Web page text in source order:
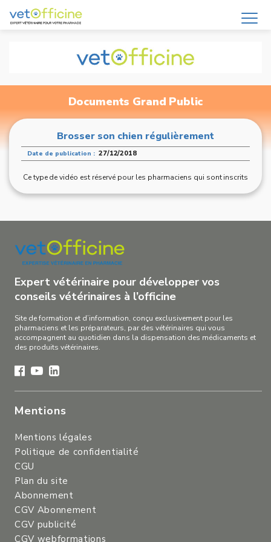
Documents Grand Public
Brosser son chien régulièrement
Date de publication : 27/12/2018
Ce type de vidéo est réservé pour les pharmaciens qui sont inscrits
Expert vétérinaire pour développer vos
conseils vétérinaires à l’officine
Site de formation et d’information, conçu exclusivement pour les
pharmaciens et les préparateurs, par des vétérinaires qui vous
accompagnent au quotidien dans la dispensation des médicaments et
des produits vétérinaires.
Mentions
Mentions légales
Politique de confidentialité
CGU
Plan du site
Abonnement
CGV Abonnement
CGV publicité
CGV webformations